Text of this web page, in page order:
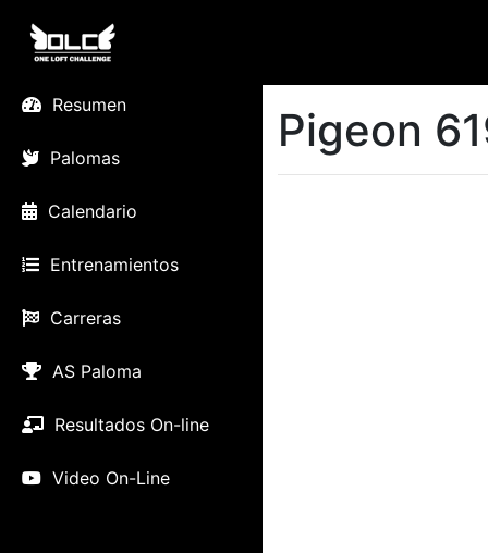
Resumen
Palomas
Calendario
Entrenamientos
Carreras
AS Paloma
Resultados On-line
Video On-Line
Pigeon